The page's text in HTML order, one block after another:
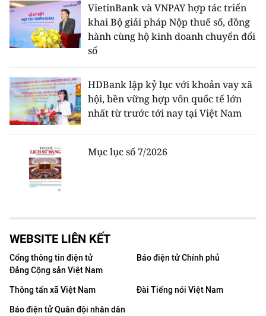
VietinBank và VNPAY hợp tác triển
khai Bộ giải pháp Nộp thuế số, đồng
hành cùng hộ kinh doanh chuyển đổi
số
HDBank lập kỷ lục với khoản vay xã
hội, bền vững hợp vốn quốc tế lớn
nhất từ trước tới nay tại Việt Nam
Mục lục số 7/2026
WEBSITE LIÊN KẾT
Cổng thông tin điện tử
Đảng Cộng sản Việt Nam
Báo điện tử Chính phủ
Thông tấn xã Việt Nam
Đài Tiếng nói Việt Nam
Báo điện tử Quân đội nhân dân